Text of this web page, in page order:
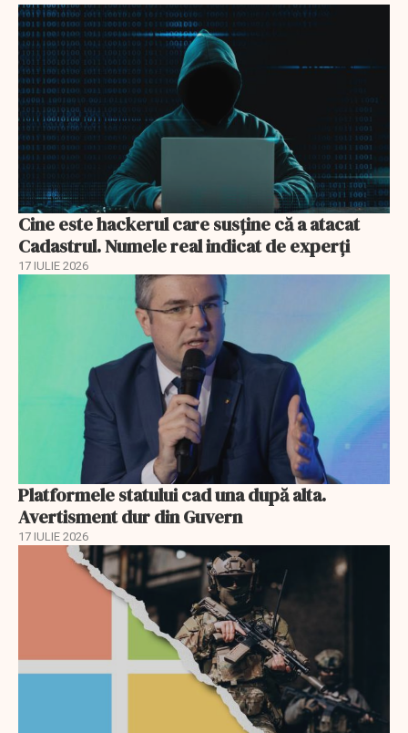
Cine este hackerul care susține că a atacat
Cadastrul. Numele real indicat de experți
17 IULIE 2026
Platformele statului cad una după alta.
Avertisment dur din Guvern
17 IULIE 2026